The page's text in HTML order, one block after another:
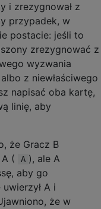
i zrezygnował z
przypadek, w
postacie: jeśli to
zrezygnować z
wyzwania
z niewłaściwego
napisać oba kartę,
linię, aby
że Gracz B
(
A ), ale A
aby go
uwierzył A i
że w